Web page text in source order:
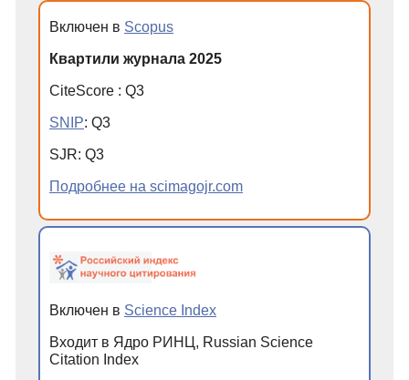
Включен в Scopus
Квартили журнала 2025
CiteScore : Q3
SNIP: Q3
SJR: Q3
Подробнее на scimagojr.com
Включен в Science Index
Входит в Ядро РИНЦ, Russian Science
Citation Index